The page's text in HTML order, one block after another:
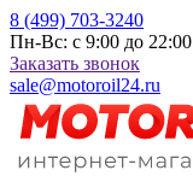
8 (499) 703-3240
Пн-Вс: с 9:00 до 22:00
Заказать звонок
sale@motoroil24.ru